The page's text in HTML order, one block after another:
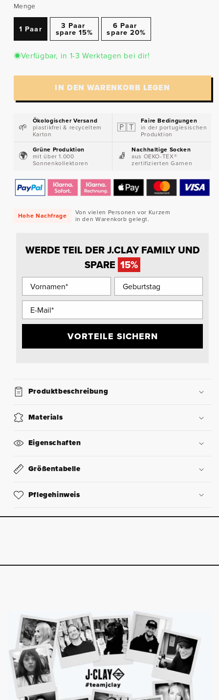
Menge
1 Paar 3 Paar
spare 15%
6 Paar
spare 20%
Verfügbar, in 1-3 Werktagen bei dir!
IN DEN WARENKORB LEGEN
🌱​
Ökologischer Versand
plastikfrei & recyceltem
Karton
🇵🇹​
Faire Bedingungen
in der portugiesischen
Produktion
🌍​
Grüne Produktion
mit über 1.000
Sonnenkollektoren
🧦​
Nachhaltige Socken
aus OEKO-TEX®
zertifizierten Garnen
Hohe Nachfrage Von vielen Personen vor Kurzem
in den Warenkorb gelegt.
WERDE TEIL DER J.CLAY FAMILY UND
SPARE 15%
VORTEILE SICHERN
Produktbeschreibung
Materials
Eigenschaften
Größentabelle
Pflegehinweis